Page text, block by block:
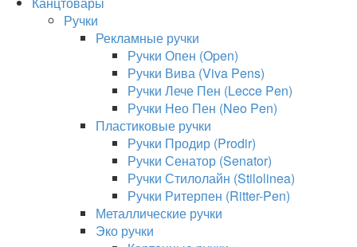
Ручки
Рекламные ручки
Ручки Опен (Open)
Ручки Вива (Viva Pens)
Ручки Лече Пен (Lecce Pen)
Ручки Нео Пен (Neo Pen)
Пластиковые ручки
Ручки Продир (Prodir)
Ручки Сенатор (Senator)
Ручки Стилолайн (Stilolinea)
Ручки Ритерпен (Ritter-Pen)
Металлические ручки
Эко ручки